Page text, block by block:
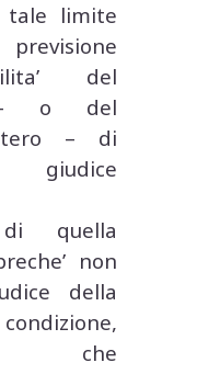
tale limite
del
– o del
– di
giudice
di quella
non
della
che